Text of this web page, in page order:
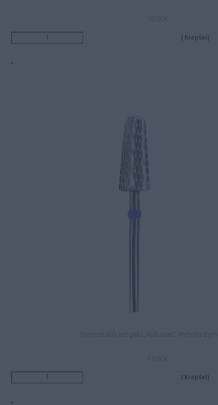
Į Krepšelį
Kietmetalio antgalis „Vulkanas”, mėlynu
Į Krepšelį